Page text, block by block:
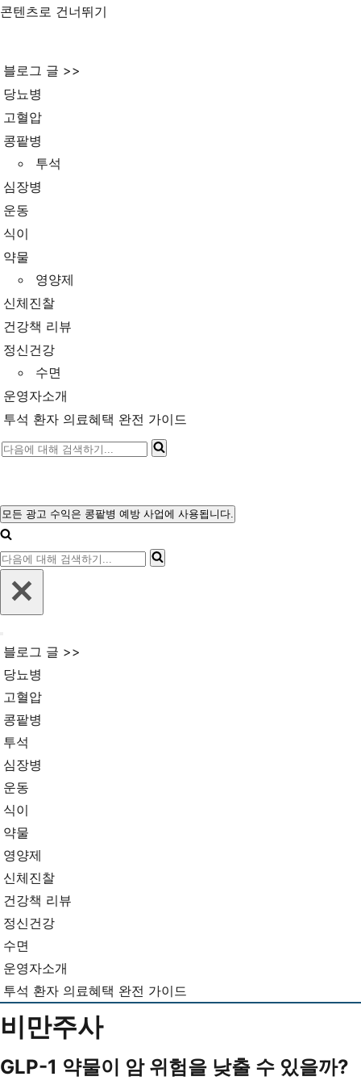
콘텐츠로 건너뛰기
블로그 글 >>
당뇨병
고혈압
콩팥병
투석
심장병
운동
식이
약물
영양제
신체진찰
건강책 리뷰
정신건강
수면
운영자소개
투석 환자 의료혜택 완전 가이드
다
대
해
검
색
모든 광고 수익은 콩팥병 예방 사업에 사용됩니다.
다
해
검
색
하
기...
비
게
이
션
메
뉴
블로그 글 >>
당뇨병
고혈압
콩팥병
투석
심장병
운동
식이
약물
영양제
신체진찰
건강책 리뷰
정신건강
수면
운영자소개
투석 환자 의료혜택 완전 가이드
비만주사
GLP-1 약물이 암 위험을 낮출 수 있을까?